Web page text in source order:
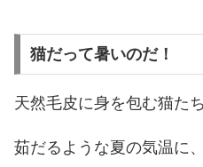
猫だって暑いのだ！
天然毛皮に身を包む猫たち
茹だるような夏の気温に